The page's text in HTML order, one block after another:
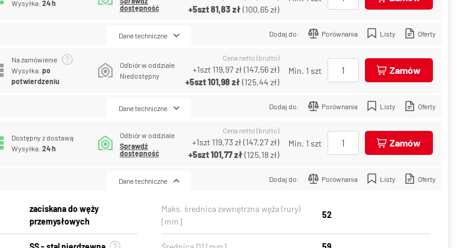
Wysyłka:24 h
dostępność
+5szt81,83 zł(100,65 zł)
Dodaj do: Porównania Listy Oferty
Dane techniczne
Na zamówienie
Wysyłka:po
potwierdzeniu
Odbiór w oddziale
Niedostępny
Cena netto (brutto)
+1szt 119,97 zł(147,56 zł)
+5szt101,98 zł(125,44 zł)
Min. 1 szt Zamów
Dodaj do: Porównania Listy Oferty
Dane techniczne
Dostępny z dostawą
Wysyłka:24 h
Odbiór w oddziale
Sprawdź
dostępność
Cena netto (brutto)
+1szt 119,73 zł(147,27 zł)
+5szt101,77 zł(125,18 zł)
Min. 1 szt Zamów
Dodaj do: Porównania Listy Oferty
Dane techniczne
zaciskana do węży
przemysłowych
Maks. średnica zewnętrzna węża (rury)
[mm]
52